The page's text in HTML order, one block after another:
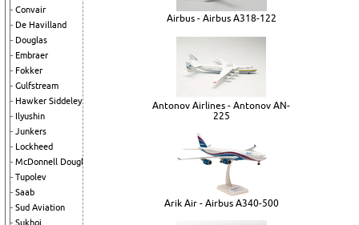
Convair
De Havilland
Douglas
Embraer
Fokker
Gulfstream
Hawker Siddeley
Ilyushin
Junkers
Lockheed
McDonnell Douglas
Tupolev
Saab
Sud Aviation
Sukhoi
Airbus - Airbus A318-122
Antonov Airlines - Antonov AN-
225
Arik Air - Airbus A340-500